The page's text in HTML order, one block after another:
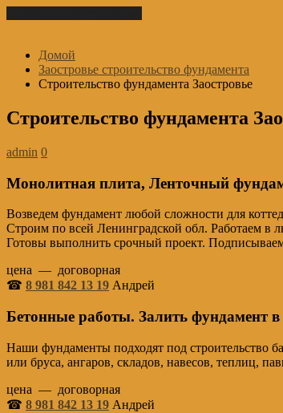
Домой
Заостровье строительство фундамента
Строительство фундамента Заостровье
Строительство фундамента
admin 0
Монолитная плита, Ленточный
Возведем фундамент любой сложности для
Строим по всей Ленинградской обл. Работаем в
Готовы выполнить срочный проект.
цена — договорная
☎ 8 981 842 13 19 Андрей
Бетонные работы. Залить фундамент в
Наши фундаменты подходят под строительство
или бруса, ангаров, складов, навесов, теплиц,
цена — договорная
☎ 8 981 842 13 19 Андрей